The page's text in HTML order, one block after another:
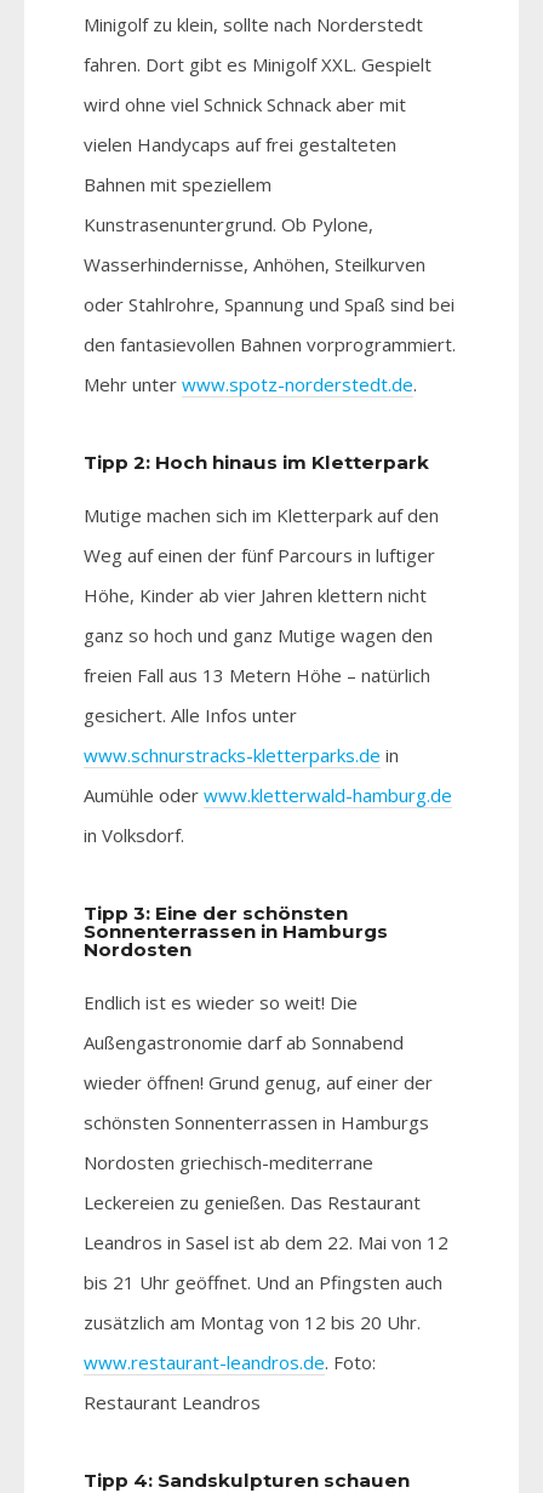
Minigolf zu klein, sollte nach Norderstedt
fahren. Dort gibt es Minigolf XXL. Gespielt
wird ohne viel Schnick Schnack aber mit
vielen Handycaps auf frei gestalteten
Bahnen mit speziellem
Kunstrasenuntergrund. Ob Pylone,
Wasserhindernisse, Anhöhen, Steilkurven
oder Stahlrohre, Spannung und Spaß sind bei
den fantasievollen Bahnen vorprogrammiert.
Mehr unterwww.spotz-norderstedt.de.
Tipp 2: Hoch hinaus im Kletterpark
Mutige machen sich im Kletterpark auf den
Weg auf einen der fünf Parcours in luftiger
Höhe, Kinder ab vier Jahren klettern nicht
ganz so hoch und ganz Mutige wagen den
freien Fall aus 13 Metern Höhe – natürlich
gesichert. Alle Infos unter
www.schnurstracks-kletterparks.de in
Aumühle oderwww.kletterwald-hamburg.de
in Volksdorf.
Tipp 3: Eine der schönsten
Sonnenterrassen in Hamburgs
Nordosten
Endlich ist es wieder so weit! Die
Außengastronomie darf ab Sonnabend
wieder öffnen! Grund genug, auf einer der
schönsten Sonnenterrassen in Hamburgs
Nordosten griechisch-mediterrane
Leckereien zu genießen. Das Restaurant
Leandros in Sasel ist ab dem 22. Mai von 12
bis 21 Uhr geöffnet. Und an Pfingsten auch
zusätzlich am Montag von 12 bis 20 Uhr.
www.restaurant-leandros.de. Foto:
Restaurant Leandros
Tipp 4: Sandskulpturen schauen